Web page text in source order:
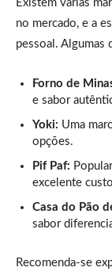
Existem várias
no mercado, e a
pessoal. Algumas
Forno de
e sabor
Yoki: Uma
opções.
Pif Paf:
excelente
Casa do Pão
sabor
Recomenda-se